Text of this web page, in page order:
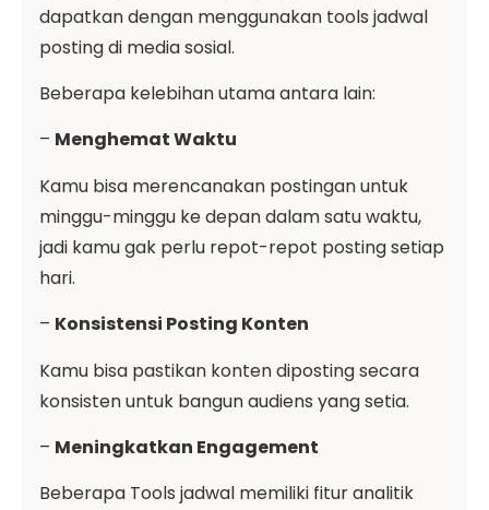
dapatkan dengan menggunakan tools jadwal
posting di media sosial.
Beberapa kelebihan utama antara lain:
– Menghemat Waktu
Kamu bisa merencanakan postingan untuk
minggu-minggu ke depan dalam satu waktu,
jadi kamu gak perlu repot-repot posting setiap
hari.
– Konsistensi Posting Konten
Kamu bisa pastikan konten diposting secara
konsisten untuk bangun audiens yang setia.
– Meningkatkan Engagement
Beberapa Tools jadwal memiliki fitur analitik